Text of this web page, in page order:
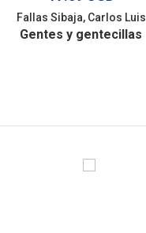
Fallas Sibaja, Carlos Luis
Gentes y gentecillas